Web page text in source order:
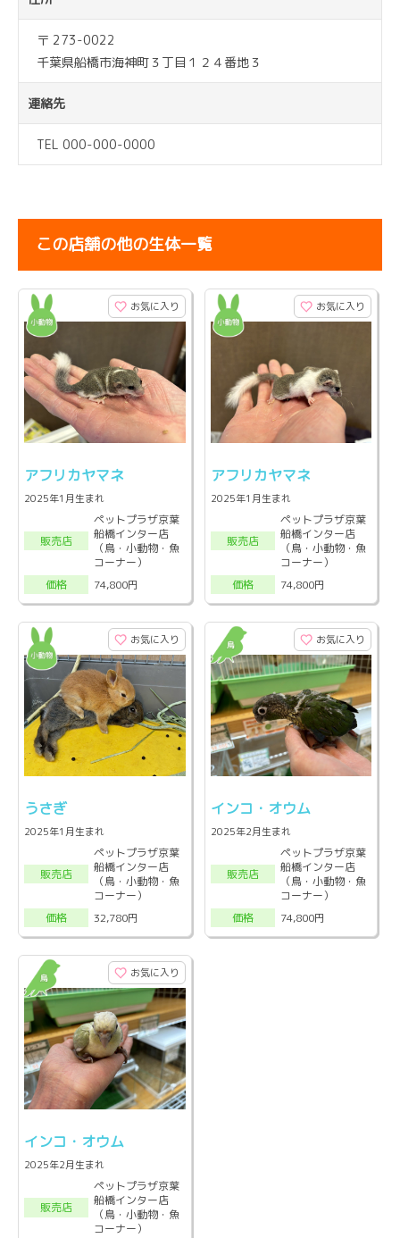
〒 273-0022
千葉県船橋市海神町３丁目１２４番地３
連絡先
TEL 000-000-0000
この店舗の他の生体一覧
お気に入り
アフリカヤマネ
2025年1月生まれ
販売店
ペットプラザ京葉
船橋インター店
（鳥・小動物・魚
コーナー）
価格
74,800円
お気に入り
アフリカヤマネ
2025年1月生まれ
販売店
ペットプラザ京葉
船橋インター店
（鳥・小動物・魚
コーナー）
価格
74,800円
お気に入り
うさぎ
2025年1月生まれ
販売店
ペットプラザ京葉
船橋インター店
（鳥・小動物・魚
コーナー）
価格
32,780円
お気に入り
インコ・オウム
2025年2月生まれ
販売店
ペットプラザ京葉
船橋インター店
（鳥・小動物・魚
コーナー）
価格
74,800円
お気に入り
インコ・オウム
2025年2月生まれ
販売店
ペットプラザ京葉
船橋インター店
（鳥・小動物・魚
コーナー）